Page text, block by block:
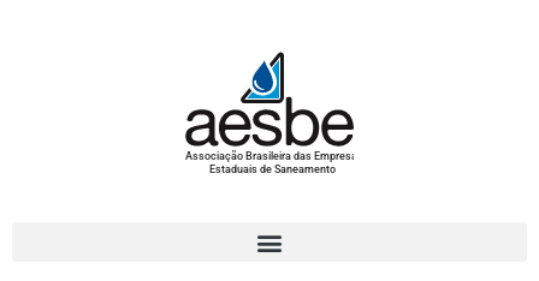
Associação Brasileira das Empresas
Estaduais de Saneamento